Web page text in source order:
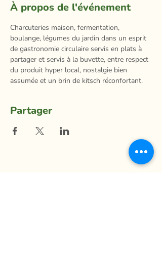
À propos de l'événement
Charcuteries maison, fermentation,
boulange, légumes du jardin dans un esprit
de gastronomie circulaire servis en plats à
partager et servis à la buvette, entre respect
du produit hyper local, nostalgie bien
assumée et un brin de kitsch réconfortant.
Partager